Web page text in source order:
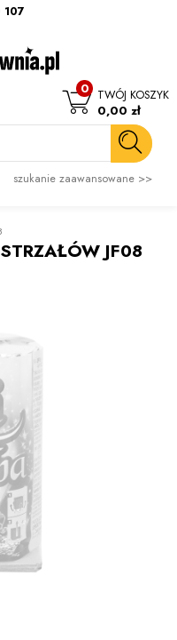
107
szukanie zaawansowane >>
TWÓJ KOSZYK
0
0,00 zł
JF08